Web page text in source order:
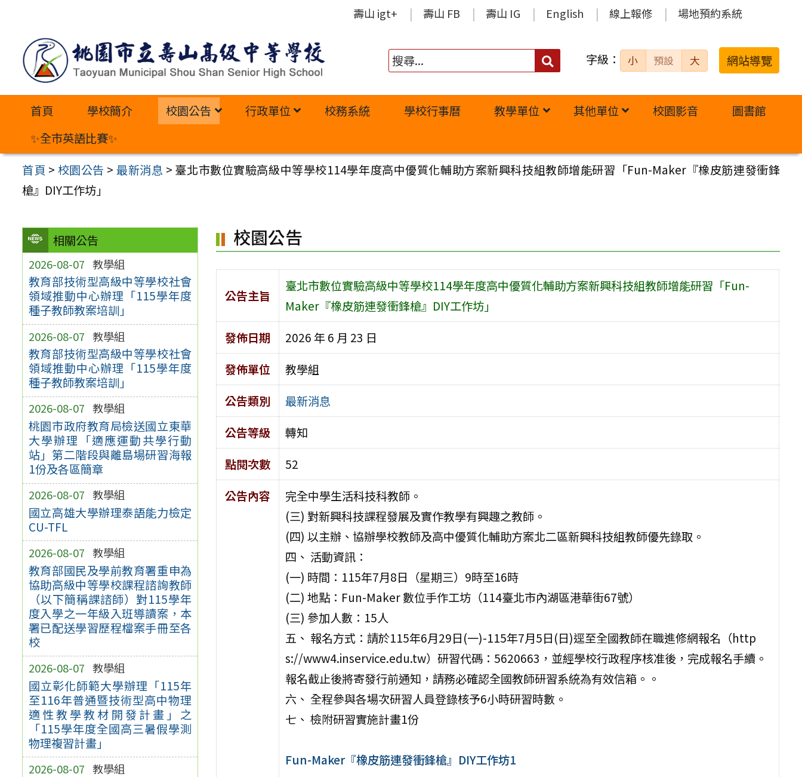
內
壽山 igt+ 壽山 FB 壽山 IG English 線上報修 場地預約系統
搜
字級： 小 預設 大 網站導覽
首頁 學校簡介 校園公告 行政單位 校務系統 學校行事曆 教學單位 其他單位 校園影音
圖書館
✨全市英語比賽✨
首頁 > 校園公告 >最新消息 > 臺北市數位實驗高級中等學校114學年度高中優質化輔助方案新興科技組教師增能研習「Fun-Maker『橡皮筋連發衝鋒
槍』DIY工作坊」
相關公告
2026-08-07 教學組
教育部技術型高級中等學校社會
領域推動中心辦理「115學年度
種子教師教案培訓」
2026-08-07 教學組
教育部技術型高級中等學校社會
領域推動中心辦理「115學年度
種子教師教案培訓」
2026-08-07 教學組
桃園市政府教育局檢送國立東華
大學辦理「適應運動共學行動
站」第二階段與離島場研習海報
1份及各區簡章
2026-08-07 教學組
國立高雄大學辦理泰語能力檢定
CU-TFL
2026-08-07 教學組
教育部國民及學前教育署重申為
協助高級中等學校課程諮詢教師
（以下簡稱課諮師）對115學年
度入學之一年級入班導讀案，本
署已配送學習歷程檔案手冊至各
校
2026-08-07 教學組
國立彰化師範大學辦理「115年
至116年普通暨技術型高中物理
適性教學教材開發計畫」之
「115學年度全國高三暑假學測
物理複習計畫」
2026-08-07 教學組
校園公告
公告主旨
臺北市數位實驗高級中等學校114學年度高中優質化輔助方案新興科技組教師增能研習「Fun-
Maker『橡皮筋連發衝鋒槍』DIY工作坊」
發佈日期
2026 年 6 月 23 日
發佈單位
教學組
公告類別
最新消息
公告等級
轉知
點閱次數
52
公告內容
完全中學生活科技科教師。
(三) 對新興科技課程發展及實作教學有興趣之教師。
(四) 以主辦、協辦學校教師及高中優質化輔助方案北二區新興科技組教師優先錄取。
四、 活動資訊：
(一) 時間：115年7月8日（星期三）9時至16時
(二) 地點：Fun-Maker 數位手作工坊（114臺北市內湖區港華街67號）
(三) 參加人數：15人
五、 報名方式：請於115年6月29日(一)-115年7月5日(日)逕至全國教師在職進修網報名（http
s://www4.inservice.edu.tw）研習代碼：5620663，並經學校行政程序核准後，完成報名手續。
報名截止後將寄發行前通知，請務必確認全國教師研習系統為有效信箱。。
六、 全程參與各場次研習人員登錄核予6小時研習時數。
七、 檢附研習實施計畫1份
Fun-Maker『橡皮筋連發衝鋒槍』DIY工作坊1